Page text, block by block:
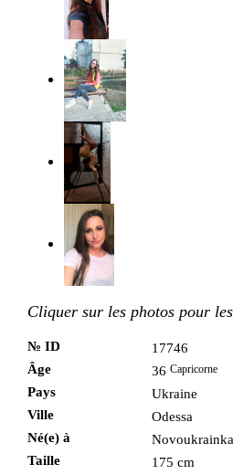
Cliquer sur les photos pour
№ ID
17746
Âge
36 Capricorne
Pays
Ukraine
Ville
Odessa
Né(e) à
Taille
175 cm